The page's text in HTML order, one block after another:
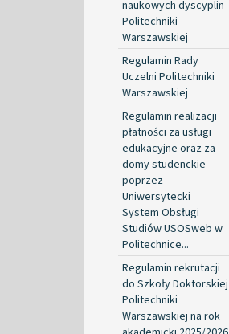
naukowych dyscyplin
Politechniki
Warszawskiej
Regulamin Rady
Uczelni Politechniki
Warszawskiej
Regulamin realizacji
płatności za usługi
edukacyjne oraz za
domy studenckie
poprzez
Uniwersytecki
System Obsługi
Studiów USOSweb w
Politechnice...
Regulamin rekrutacji
do Szkoły Doktorskiej
Politechniki
Warszawskiej na rok